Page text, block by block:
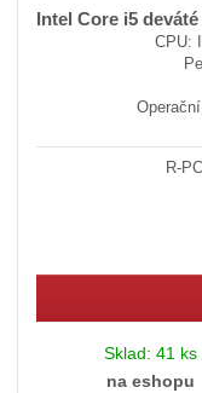
Intel Core i5
CPU:
R-
Sklad: 41 ks
na eshopu